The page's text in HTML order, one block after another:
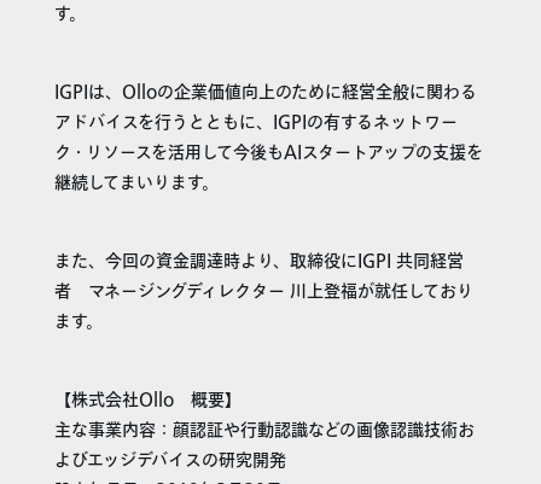
す。
IGPIは、Olloの企業価値向上のために経営全般に関わる
アドバイスを行うとともに、IGPIの有するネットワー
ク・リソースを活用して今後もAIスタートアップの支援を
継続してまいります。
また、今回の資金調達時より、取締役にIGPI 共同経営
者 マネージングディレクター 川上登福が就任しており
ます。
【株式会社Ollo 概要】
主な事業内容：顔認証や行動認識などの画像認識技術お
よびエッジデバイスの研究開発